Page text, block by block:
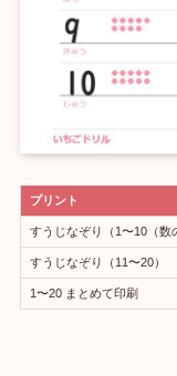
プリント
すうじなぞり（1〜10（数
すうじなぞり（11〜20）
1〜20 まとめて印刷